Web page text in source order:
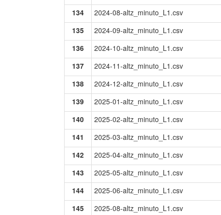
134
2024-08-altz_minuto_L1.csv
135
2024-09-altz_minuto_L1.csv
136
2024-10-altz_minuto_L1.csv
137
2024-11-altz_minuto_L1.csv
138
2024-12-altz_minuto_L1.csv
139
2025-01-altz_minuto_L1.csv
140
2025-02-altz_minuto_L1.csv
141
2025-03-altz_minuto_L1.csv
142
2025-04-altz_minuto_L1.csv
143
2025-05-altz_minuto_L1.csv
144
2025-06-altz_minuto_L1.csv
145
2025-08-altz_minuto_L1.csv